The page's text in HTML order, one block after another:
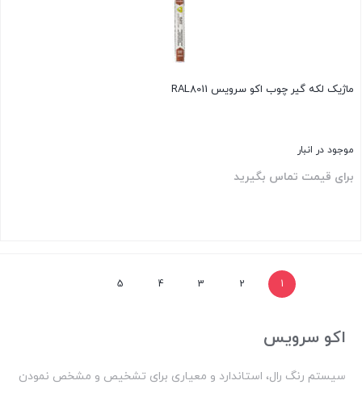
ماژیک لکه گیر چوب اکو سرویس RAL8011
موجود در انبار
برای قیمت تماس بگیرید
1
2
3
4
5
اکو سرویس
سیستم رنگ رال، استاندارد و معیاری برای تشخیص و مشخص نمودن